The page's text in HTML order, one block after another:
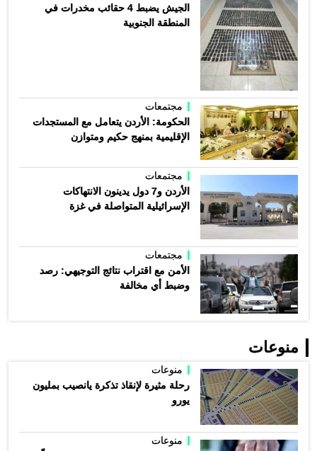
الجيش يضبط 4 حقائب مخدرات في
المنطقة الجنوبية
مجتمعات
الحكومة: الأردن يتعامل مع المستجدات
الإقليمية بمنهج حكيم ومتوازن
مجتمعات
الأردن و7 دول يدينون الانتهاكات
الإسرائيلية المتواصلة في غزة
مجتمعات
الأمن مع اقتراب نتائج التوجيهي: رصد
وضبط أي مخالفة
منوعات
منوعات
رحلة مثيرة لإنقاذ تذكرة يانصيب بمليون
يورو
منوعات